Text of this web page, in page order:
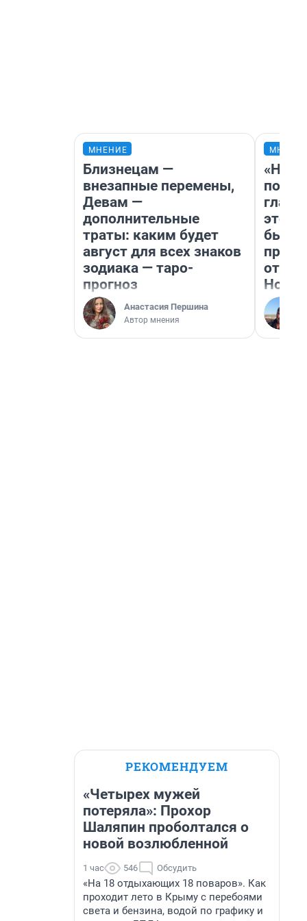
МНЕНИЕ
Близнецам —
внезапные перемены,
Девам —
дополнительные
траты: каким будет
август для всех знаков
зодиака — таро-
прогноз
Анастасия Першина
Автор мнения
этого
бьет
РЕКОМЕНДУЕМ
«Четырех мужей
потеряла»: Прохор
Шаляпин проболтался о
новой возлюбленной
1 час 546 Обсудить
«На 18 отдыхающих 18 поваров». Как
проходит лето в Крыму с перебоями
света и бензина, водой по графику и